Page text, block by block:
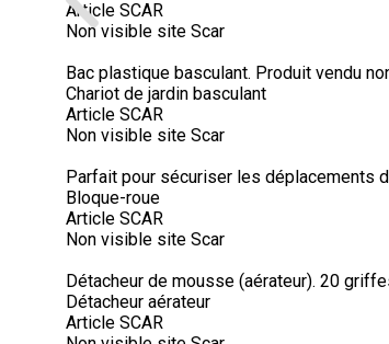
Article SCAR
Non visible site Scar
Bac plastique basculant. Produit vendu
Chariot de jardin basculant
Article SCAR
Non visible site Scar
Parfait pour sécuriser les déplacements
Bloque-roue
Article SCAR
Non visible site Scar
Détacheur de mousse (aérateur). 20
Détacheur aérateur
Article SCAR